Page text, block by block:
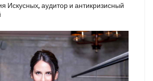
Искусных, аудитор и антикризисный